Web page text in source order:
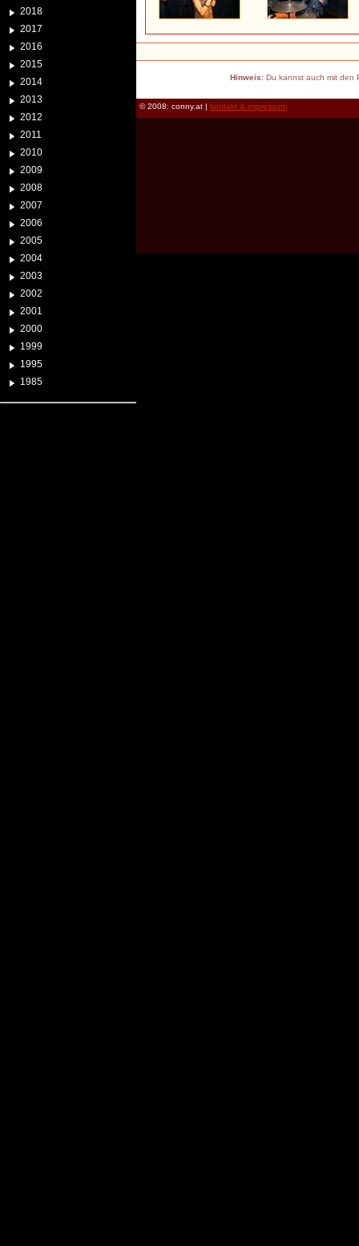
2018
2017
2016
2015
2014
2013
2012
2011
2010
2009
2008
2007
2006
2005
2004
2003
2002
2001
2000
1999
1995
1985
Hinweis:Du kannst auch mit den
© 2008: conny.at | kontakt & impressum